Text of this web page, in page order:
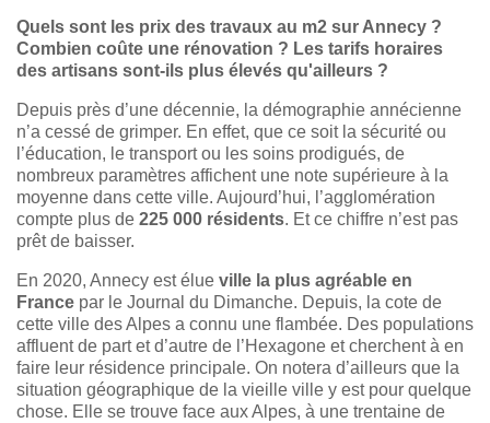
Quels sont les prix des travaux au m2 sur Annecy ?
Combien coûte une rénovation ? Les tarifs horaires
des artisans sont-ils plus élevés qu'ailleurs ?
Depuis près d’une décennie, la démographie annécienne
n’a cessé de grimper. En effet, que ce soit la sécurité ou
l’éducation, le transport ou les soins prodigués, de
nombreux paramètres affichent une note supérieure à la
moyenne dans cette ville. Aujourd’hui, l’agglomération
compte plus de 225 000 résidents. Et ce chiffre n’est pas
prêt de baisser.
En 2020, Annecy est élue ville la plus agréable en
France par le Journal du Dimanche. Depuis, la cote de
cette ville des Alpes a connu une flambée. Des populations
affluent de part et d’autre de l’Hexagone et cherchent à en
faire leur résidence principale. On notera d’ailleurs que la
situation géographique de la vieille ville y est pour quelque
chose. Elle se trouve face aux Alpes, à une trentaine de